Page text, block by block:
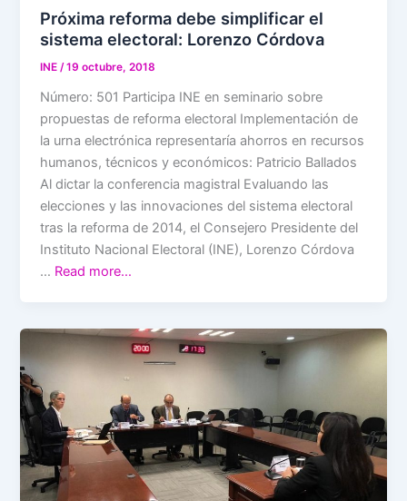
Próxima reforma debe simplificar el
sistema electoral: Lorenzo Córdova
INE/19 octubre, 2018
Número: 501 Participa INE en seminario sobre
propuestas de reforma electoral Implementación de
la urna electrónica representaría ahorros en recursos
humanos, técnicos y económicos: Patricio Ballados
Al dictar la conferencia magistral Evaluando las
elecciones y las innovaciones del sistema electoral
tras la reforma de 2014, el Consejero Presidente del
Instituto Nacional Electoral (INE), Lorenzo Córdova
… Read more…